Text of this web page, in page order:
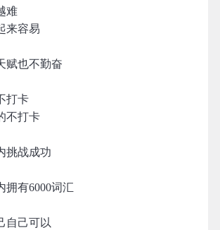
难
来容易
赋也不勤奋
打卡
不打卡
挑战成功
拥有6000词汇
自己可以